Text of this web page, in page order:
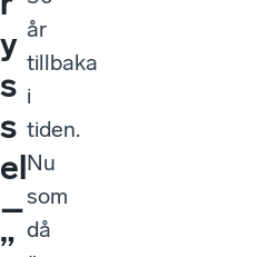
y
s
s
el
–
år
tillbaka
i
tiden.
Nu
som
då